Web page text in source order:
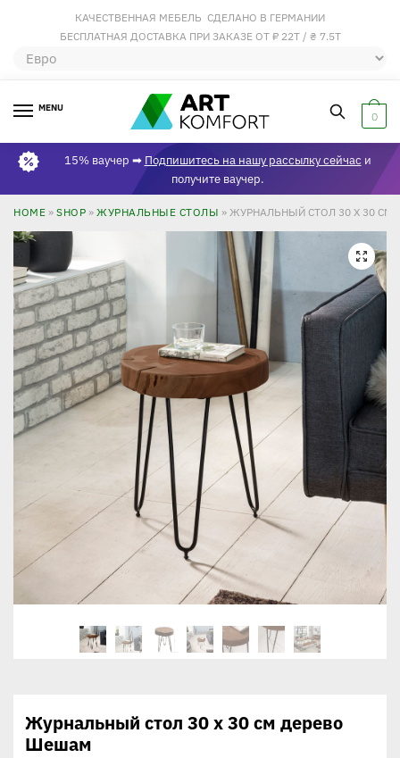
КАЧЕСТВЕННАЯ МЕБЕЛЬ СДЕЛАНО В ГЕРМАНИИ
БЕСПЛАТНАЯ ДОСТАВКА ПРИ ЗАКАЗЕ ОТ ₽ 22Т / ₴ 7.5Т
MENU
0
15% ваучер ➡ Подпишитесь на нашу рассылку сейчас и
получите ваучер.
HOME » SHOP » ЖУРНАЛЬНЫЕ СТОЛЫ » ЖУРНАЛЬНЫЙ СТОЛ 30 X 30
🔍
Журнальный стол 30 x 30 см дерево
Шешам